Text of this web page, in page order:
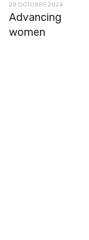
28 OCTOBRE 2024
Advancing
women